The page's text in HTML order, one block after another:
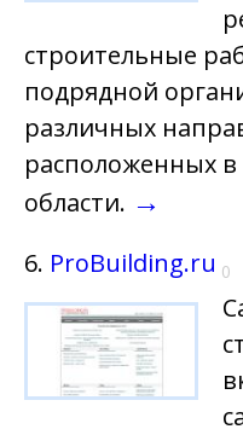
строительные
подрядной
различных
расположенных в
области. →
6. ProBuilding.ru 0